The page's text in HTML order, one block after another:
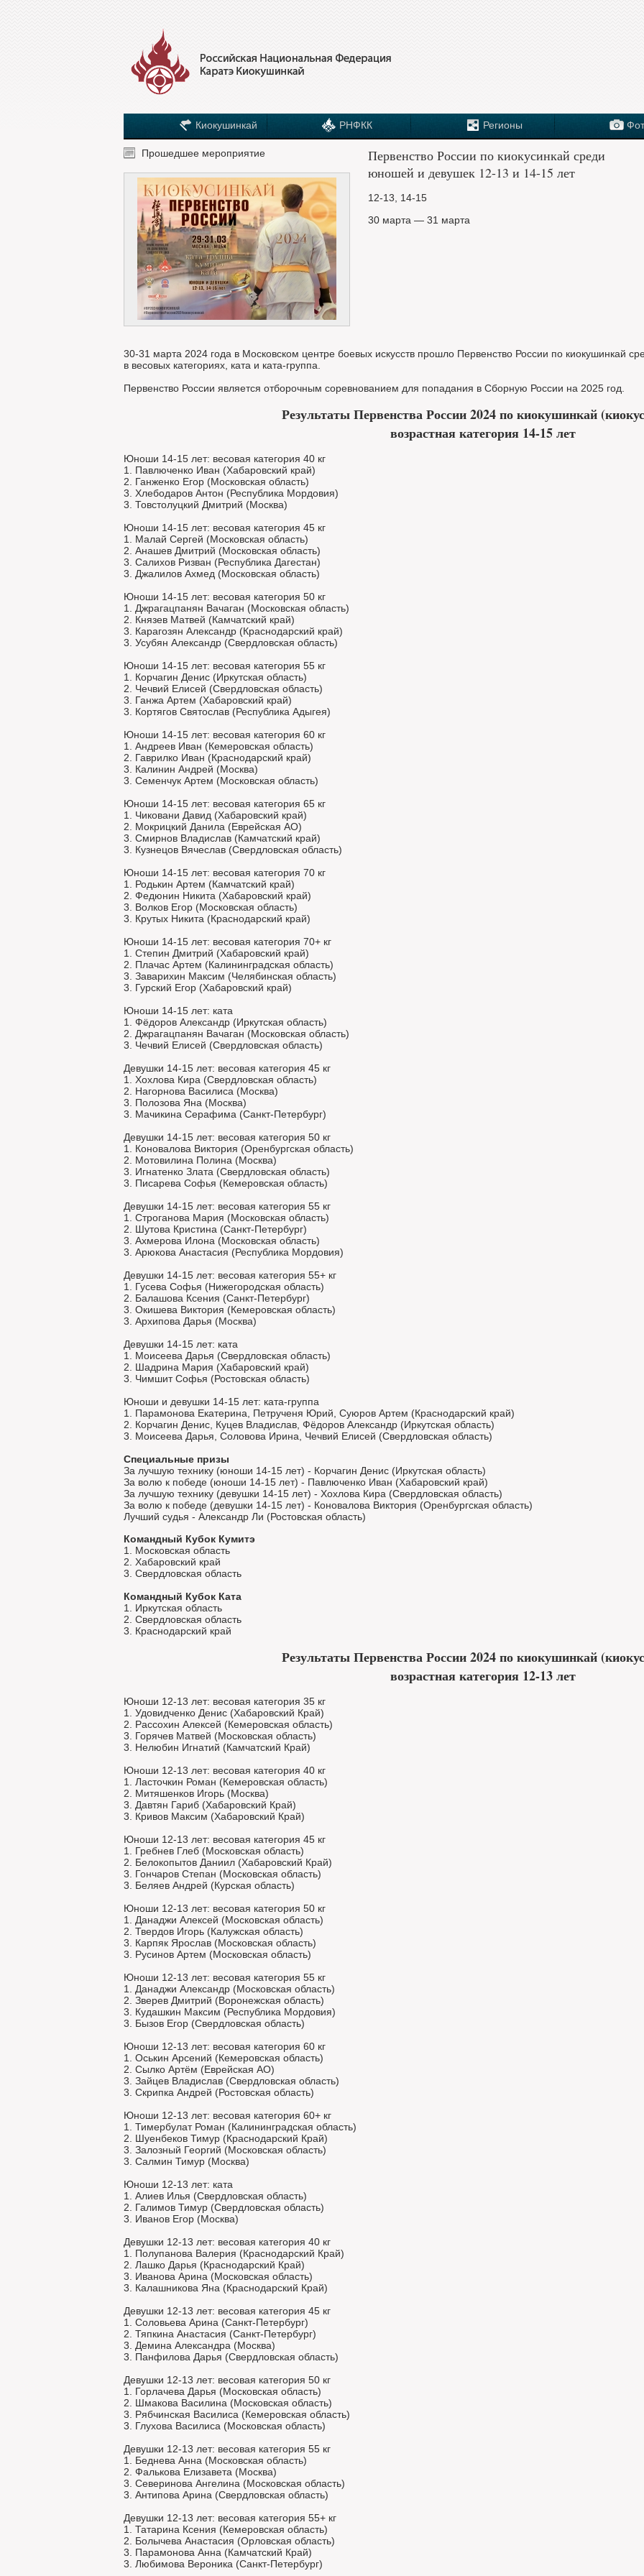
Киокушинкай РНФКК Регионы
Прошедшее мероприятие
Первенство России по киокусинкай среди
юношей и девушек 12-13 и 14-15 лет
12-13, 14-15
30 марта — 31 марта
30-31 марта 2024 года в Московском центре боевых искусств прошло Первенство России по киокушинкай
в весовых категориях, ката и ката-группа.
Первенство России является отборочным соревнованием для попадания в Сборную России на 2025 год.
Результаты Первенства России 2024 по киокушинкай
возрастная категория 14-15 лет
Юноши 14-15 лет: весовая категория 40 кг
1. Павлюченко Иван (Хабаровский край)
2. Ганженко Егор (Московская область)
3. Хлебодаров Антон (Республика Мордовия)
3. Товстолуцкий Дмитрий (Москва)
Юноши 14-15 лет: весовая категория 45 кг
1. Малай Сергей (Московская область)
2. Анашев Дмитрий (Московская область)
3. Салихов Ризван (Республика Дагестан)
3. Джалилов Ахмед (Московская область)
Юноши 14-15 лет: весовая категория 50 кг
1. Джрагацпанян Вачаган (Московская область)
2. Князев Матвей (Камчатский край)
3. Карагозян Александр (Краснодарский край)
3. Усубян Александр (Свердловская область)
Юноши 14-15 лет: весовая категория 55 кг
1. Корчагин Денис (Иркутская область)
2. Чечвий Елисей (Свердловская область)
3. Ганжа Артем (Хабаровский край)
3. Кортягов Святослав (Республика Адыгея)
Юноши 14-15 лет: весовая категория 60 кг
1. Андреев Иван (Кемеровская область)
2. Гаврилко Иван (Краснодарский край)
3. Калинин Андрей (Москва)
3. Семенчук Артем (Московская область)
Юноши 14-15 лет: весовая категория 65 кг
1. Чиковани Давид (Хабаровский край)
2. Мокрицкий Данила (Еврейская АО)
3. Смирнов Владислав (Камчатский край)
3. Кузнецов Вячеслав (Свердловская область)
Юноши 14-15 лет: весовая категория 70 кг
1. Родькин Артем (Камчатский край)
2. Федюнин Никита (Хабаровский край)
3. Волков Егор (Московская область)
3. Крутых Никита (Краснодарский край)
Юноши 14-15 лет: весовая категория 70+ кг
1. Степин Дмитрий (Хабаровский край)
2. Плачас Артем (Калининградская область)
3. Заварихин Максим (Челябинская область)
3. Гурский Егор (Хабаровский край)
Юноши 14-15 лет: ката
1. Фёдоров Александр (Иркутская область)
2. Джрагацпанян Вачаган (Московская область)
3. Чечвий Елисей (Свердловская область)
Девушки 14-15 лет: весовая категория 45 кг
1. Хохлова Кира (Свердловская область)
2. Нагорнова Василиса (Москва)
3. Полозова Яна (Москва)
3. Мачикина Серафима (Санкт-Петербург)
Девушки 14-15 лет: весовая категория 50 кг
1. Коновалова Виктория (Оренбургская область)
2. Мотовилина Полина (Москва)
3. Игнатенко Злата (Свердловская область)
3. Писарева Софья (Кемеровская область)
Девушки 14-15 лет: весовая категория 55 кг
1. Строганова Мария (Московская область)
2. Шутова Кристина (Санкт-Петербург)
3. Ахмерова Илона (Московская область)
3. Арюкова Анастасия (Республика Мордовия)
Девушки 14-15 лет: весовая категория 55+ кг
1. Гусева Софья (Нижегородская область)
2. Балашова Ксения (Санкт-Петербург)
3. Окишева Виктория (Кемеровская область)
3. Архипова Дарья (Москва)
Девушки 14-15 лет: ката
1. Моисеева Дарья (Свердловская область)
2. Шадрина Мария (Хабаровский край)
3. Чимшит Софья (Ростовская область)
Юноши и девушки 14-15 лет: ката-группа
1. Парамонова Екатерина, Петрученя Юрий, Суюров Артем (Краснодарский край)
2. Корчагин Денис, Куцев Владислав, Фёдоров Александр (Иркутская область)
3. Моисеева Дарья, Соловова Ирина, Чечвий Елисей (Свердловская область)
Специальные призы
За лучшую технику (юноши 14-15 лет) - Корчагин Денис (Иркутская область)
За волю к победе (юноши 14-15 лет) - Павлюченко Иван (Хабаровский край)
За лучшую технику (девушки 14-15 лет) - Хохлова Кира (Свердловская область)
За волю к победе (девушки 14-15 лет) - Коновалова Виктория (Оренбургская область)
Лучший судья - Александр Ли (Ростовская область)
Командный Кубок Кумитэ
1. Московская область
2. Хабаровский край
3. Свердловская область
Командный Кубок Ката
1. Иркутская область
2. Свердловская область
3. Краснодарский край
Результаты Первенства России 2024 по киокушинкай
возрастная категория 12-13 лет
Юноши 12-13 лет: весовая категория 35 кг
1. Удовидченко Денис (Хабаровский Край)
2. Рассохин Алексей (Кемеровская область)
3. Горячев Матвей (Московская область)
3. Нелюбин Игнатий (Камчатский Край)
Юноши 12-13 лет: весовая категория 40 кг
1. Ласточкин Роман (Кемеровская область)
2. Митяшенков Игорь (Москва)
3. Давтян Гариб (Хабаровский Край)
3. Кривов Максим (Хабаровский Край)
Юноши 12-13 лет: весовая категория 45 кг
1. Гребнев Глеб (Московская область)
2. Белокопытов Даниил (Хабаровский Край)
3. Гончаров Степан (Московская область)
3. Беляев Андрей (Курская область)
Юноши 12-13 лет: весовая категория 50 кг
1. Данаджи Алексей (Московская область)
2. Твердов Игорь (Калужская область)
3. Карпяк Ярослав (Московская область)
3. Русинов Артем (Московская область)
Юноши 12-13 лет: весовая категория 55 кг
1. Данаджи Александр (Московская область)
2. Зверев Дмитрий (Воронежская область)
3. Кудашкин Максим (Республика Мордовия)
3. Бызов Егор (Свердловская область)
Юноши 12-13 лет: весовая категория 60 кг
1. Оськин Арсений (Кемеровская область)
2. Сылко Артём (Еврейская АО)
3. Зайцев Владислав (Свердловская область)
3. Скрипка Андрей (Ростовская область)
Юноши 12-13 лет: весовая категория 60+ кг
1. Тимербулат Роман (Калининградская область)
2. Шуенбеков Тимур (Краснодарский Край)
3. Залозный Георгий (Московская область)
3. Салмин Тимур (Москва)
Юноши 12-13 лет: ката
1. Алиев Илья (Свердловская область)
2. Галимов Тимур (Свердловская область)
3. Иванов Егор (Москва)
Девушки 12-13 лет: весовая категория 40 кг
1. Полупанова Валерия (Краснодарский Край)
2. Лашко Дарья (Краснодарский Край)
3. Иванова Арина (Московская область)
3. Калашникова Яна (Краснодарский Край)
Девушки 12-13 лет: весовая категория 45 кг
1. Соловьева Арина (Санкт-Петербург)
2. Тяпкина Анастасия (Санкт-Петербург)
3. Демина Александра (Москва)
3. Панфилова Дарья (Свердловская область)
Девушки 12-13 лет: весовая категория 50 кг
1. Горлачева Дарья (Московская область)
2. Шмакова Василина (Московская область)
3. Рябчинская Василиса (Кемеровская область)
3. Глухова Василиса (Московская область)
Девушки 12-13 лет: весовая категория 55 кг
1. Беднева Анна (Московская область)
2. Фалькова Елизавета (Москва)
3. Северинова Ангелина (Московская область)
3. Антипова Арина (Свердловская область)
Девушки 12-13 лет: весовая категория 55+ кг
1. Татарина Ксения (Кемеровская область)
2. Болычева Анастасия (Орловская область)
3. Парамонова Анна (Камчатский Край)
3. Любимова Вероника (Санкт-Петербург)